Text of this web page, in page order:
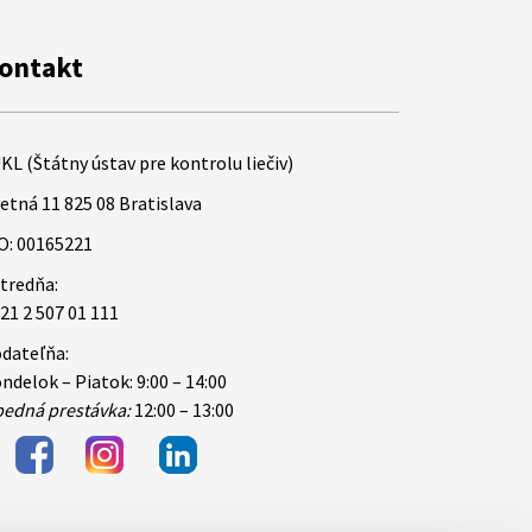
(Štátny ústav pre kontrolu liečiv)
11 825 08 Bratislava
00165221
2 507 01 111
– Piatok: 9:00 – 14:00
prestávka:12:00 – 13:00